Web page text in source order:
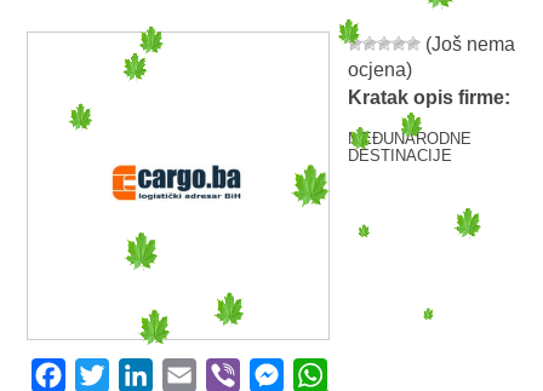
(Još nema
ocjena)
Kratak opis firme:
MEĐUNARODNE
DESTINACIJE
Facebook
Twitter LinkedIn
Email Viber Messenger